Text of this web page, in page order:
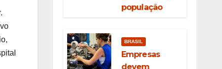
população
BRASIL
Empresas
devem